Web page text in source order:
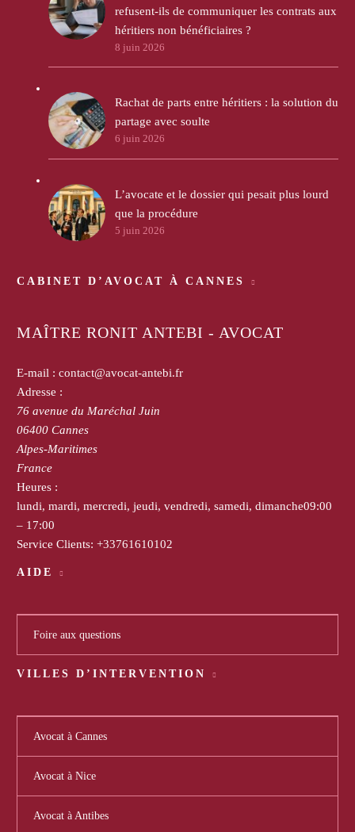
refusent-ils de communiquer les contrats aux
héritiers non bénéficiaires ?
8 juin 2026
Rachat de parts entre héritiers : la solution du
partage avec soulte
6 juin 2026
L’avocate et le dossier qui pesait plus lourd
que la procédure
5 juin 2026
CABINET D’AVOCAT À CANNES
MAÎTRE RONIT ANTEBI - AVOCAT
E-mail : contact@avocat-antebi.fr
Adresse :
76 avenue du Maréchal Juin
06400 Cannes
Alpes-Maritimes
France
Heures :
lundi, mardi, mercredi, jeudi, vendredi, samedi, dimanche09:00
– 17:00
Service Clients: +33761610102
AIDE
Foire aux questions
VILLES D’INTERVENTION
Avocat à Cannes
Avocat à Nice
Avocat à Antibes